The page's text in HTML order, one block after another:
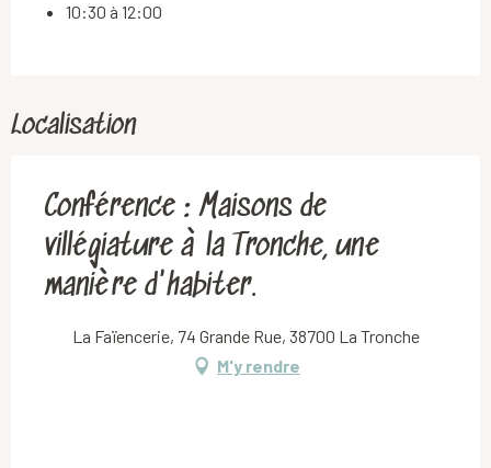
10:30 à 12:00
Localisation
Conférence : Maisons de
villégiature à la Tronche, une
manière d'habiter.
La Faïencerie, 74 Grande Rue, 38700 La Tronche
M'y rendre